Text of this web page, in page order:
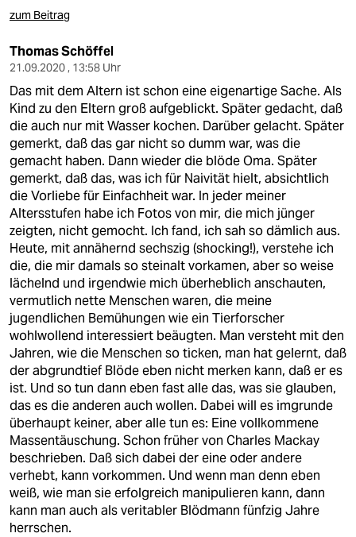
zum Beitrag
Thomas Schöffel
21.09.2020 , 13:58 Uhr
Das mit dem Altern ist schon eine eigenartige Sache. Als
Kind zu den Eltern groß aufgeblickt. Später gedacht, daß
die auch nur mit Wasser kochen. Darüber gelacht. Später
gemerkt, daß das gar nicht so dumm war, was die
gemacht haben. Dann wieder die blöde Oma. Später
gemerkt, daß das, was ich für Naivität hielt, absichtlich
die Vorliebe für Einfachheit war. In jeder meiner
Altersstufen habe ich Fotos von mir, die mich jünger
zeigten, nicht gemocht. Ich fand, ich sah so dämlich aus.
Heute, mit annähernd sechszig (shocking!), verstehe ich
die, die mir damals so steinalt vorkamen, aber so weise
lächelnd und irgendwie mich überheblich anschauten,
vermutlich nette Menschen waren, die meine
jugendlichen Bemühungen wie ein Tierforscher
wohlwollend interessiert beäugten. Man versteht mit den
Jahren, wie die Menschen so ticken, man hat gelernt, daß
der abgrundtief Blöde eben nicht merken kann, daß er es
ist. Und so tun dann eben fast alle das, was sie glauben,
das es die anderen auch wollen. Dabei will es imgrunde
überhaupt keiner, aber alle tun es: Eine vollkommene
Massentäuschung. Schon früher von Charles Mackay
beschrieben. Daß sich dabei der eine oder andere
verhebt, kann vorkommen. Und wenn man denn eben
weiß, wie man sie erfolgreich manipulieren kann, dann
kann man auch als veritabler Blödmann fünfzig Jahre
herrschen.